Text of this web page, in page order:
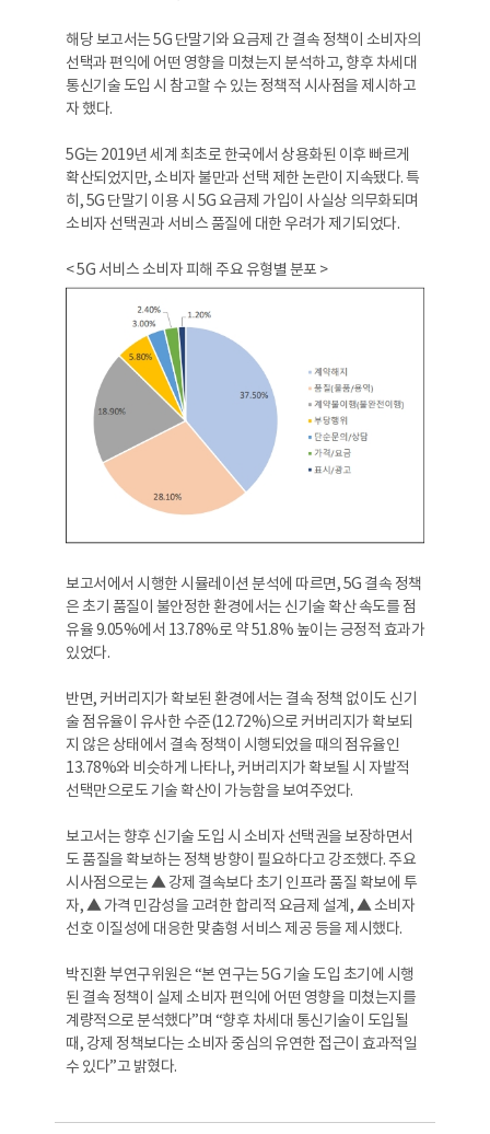
해당 보고서는 5G 단말기와 요금제 간 결속 정책이 소비자의
선택과 편익에 어떤 영향을 미쳤는지 분석하고, 향후 차세대
통신기술 도입 시 참고할 수 있는 정책적 시사점을 제시하고
자 했다.
5G는 2019년 세계 최초로 한국에서 상용화된 이후 빠르게
확산되었지만, 소비자 불만과 선택 제한 논란이 지속됐다. 특
히, 5G 단말기 이용 시 5G 요금제 가입이 사실상 의무화되며
소비자 선택권과 서비스 품질에 대한 우려가 제기되었다.
< 5G 서비스 소비자 피해 주요 유형별 분포 >
보고서에서 시행한 시뮬레이션 분석에 따르면, 5G 결속 정책
은 초기 품질이 불안정한 환경에서는 신기술 확산 속도를 점
유율 9.05%에서 13.78%로 약 51.8% 높이는 긍정적 효과가
있었다.
반면, 커버리지가 확보된 환경에서는 결속 정책 없이도 신기
술 점유율이 유사한 수준(12.72%)으로 커버리지가 확보되
지 않은 상태에서 결속 정책이 시행되었을 때의 점유율인
13.78%와 비슷하게 나타나, 커버리지가 확보될 시 자발적
선택만으로도 기술 확산이 가능함을 보여주었다.
보고서는 향후 신기술 도입 시 소비자 선택권을 보장하면서
도 품질을 확보하는 정책 방향이 필요하다고 강조했다. 주요
시사점으로는 ▲ 강제 결속보다 초기 인프라 품질 확보에 투
자, ▲ 가격 민감성을 고려한 합리적 요금제 설계, ▲ 소비자
선호 이질성에 대응한 맞춤형 서비스 제공 등을 제시했다.
박진환 부연구위원은 “본 연구는 5G 기술 도입 초기에 시행
된 결속 정책이 실제 소비자 편익에 어떤 영향을 미쳤는지를
계량적으로 분석했다”며 “향후 차세대 통신기술이 도입될
때, 강제 정책보다는 소비자 중심의 유연한 접근이 효과적일
수 있다”고 밝혔다.